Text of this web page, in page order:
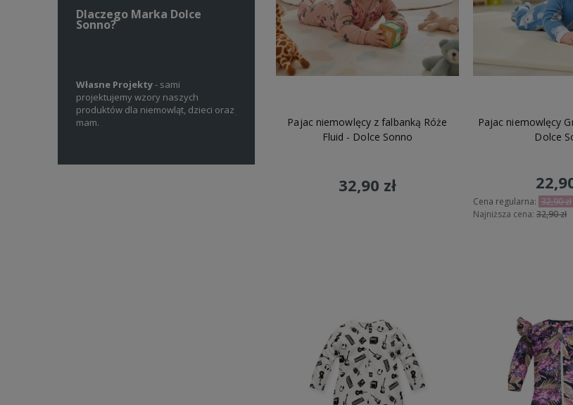
Dlaczego Marka Dolce
Sonno?
Własne Projekty- sami
projektujemy wzory naszych
produktów dla niemowląt, dzieci oraz
mam.
Pajac niemowlęcy z falbanką Róże
Fluid - Dolce Sonno
32,90 zł
Pajac niemowlęcy
Dolce
Cena regularna: 32,90 zł
Najniższa cena: 32,90 zł